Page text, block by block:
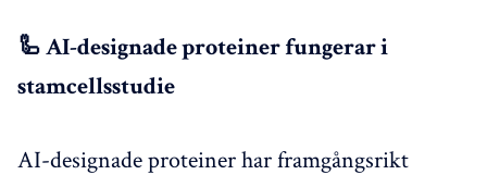
🦾 AI-designade proteiner fungerar i
stamcellsstudie
AI-designade proteiner har framgångsrikt